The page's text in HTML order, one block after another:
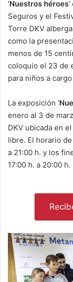
‘Nuestros héroes
Seguros y el
Torre DKV
como la
menos de 15
coloquio el 23 de
para niños a
La exposición ‘
enero al 3 de
DKV ubicada en
libre. El horario
a 21:00 h. y los
17:00 h. a 20:00 h.